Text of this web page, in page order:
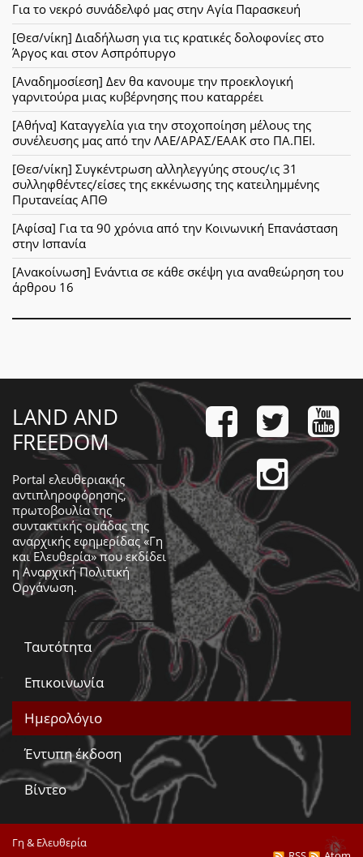
Για το νεκρό συνάδελφό μας στην Αγία Παρασκευή
[Θεσ/νίκη] Διαδήλωση για τις κρατικές δολοφονίες στο
Άργος και στον Ασπρόπυργο
[Αναδημοσίεση] Δεν θα κανουμε την προεκλογική
γαρνιτούρα μιας κυβέρνησης που καταρρέει
[Αθήνα] Καταγγελία για την στοχοποίηση μέλους της
συνέλευσης μας από την ΛΑΕ/ΑΡΑΣ/ΕΑΑΚ στο ΠΑ.ΠΕΙ.
[Θεσ/νίκη] Συγκέντρωση αλληλεγγύης στους/ις 31
συλληφθέντες/είσες της εκκένωσης της κατειλημμένης
Πρυτανείας ΑΠΘ
[Αφίσα] Για τα 90 χρόνια από την Κοινωνική Επανάσταση
στην Ισπανία
[Ανακοίνωση] Ενάντια σε κάθε σκέψη για αναθεώρηση του
άρθρου 16
LAND AND
FREEDOM
Portal ελευθεριακής
αντιπληροφόρησης,
πρωτοβουλία της
συντακτικής ομάδας της
αναρχικής εφημερίδας «Γη
και Ελευθερία» που εκδίδει
ηΑναρχική Πολιτική
Οργάνωση.
Ταυτότητα
Επικοινωνία
Ημερολόγιο
Έντυπη έκδοση
Βίντεο
Γη & Ελευθερία